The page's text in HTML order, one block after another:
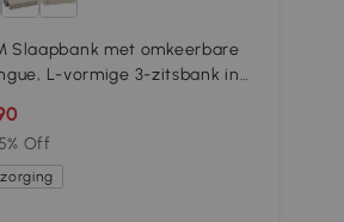
Slaapbank met omkeerbare
L-vormige 3-zitsbank in
wit
Off